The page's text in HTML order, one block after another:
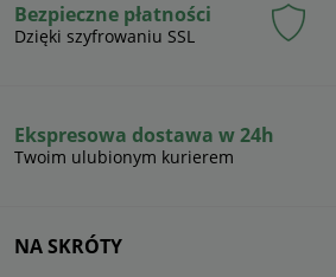
Bezpieczne płatności
Dzięki szyfrowaniu SSL
Ekspresowa dostawa w 24h
Twoim ulubionym kurierem
NA SKRÓTY